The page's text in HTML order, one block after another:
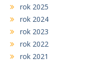
rok 2025
rok 2024
rok 2023
rok 2022
rok 2021